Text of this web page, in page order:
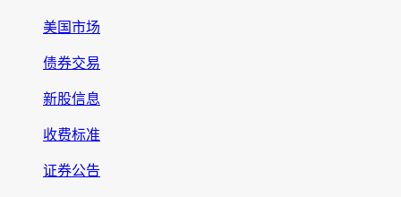
美国市场
债券交易
新股信息
收费标准
证券公告